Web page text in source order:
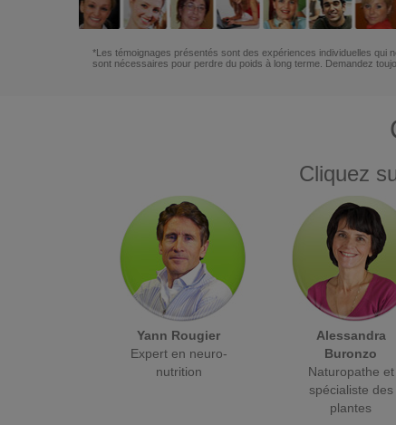
*Les témoignages présentés sont des expériences individuelles qui
sont nécessaires pour perdre du poids à long terme. Demandez
Cliquez
Yann Rougier
Expert en neuro-
nutrition
Alessandra
Buronzo
Naturopathe et
spécialiste des
plantes